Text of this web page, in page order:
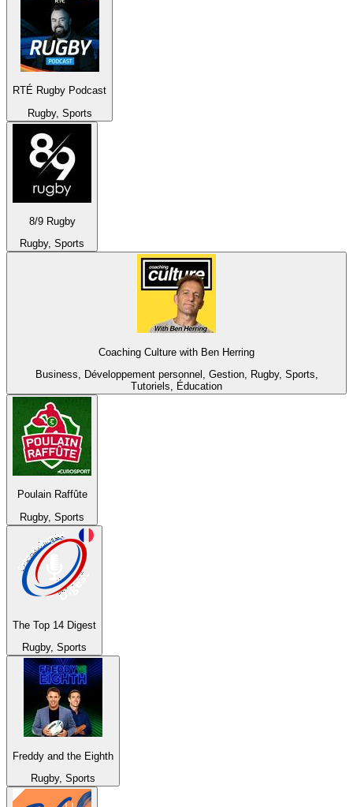
RTÉ Rugby Podcast
Rugby, Sports
8/9 Rugby
Rugby, Sports
Coaching Culture with Ben Herring
Business, Développement personnel, Gestion, Rugby, Sports,
Tutoriels, Éducation
Poulain Raffûte
Rugby, Sports
The Top 14 Digest
Rugby, Sports
Freddy and the Eighth
Rugby, Sports